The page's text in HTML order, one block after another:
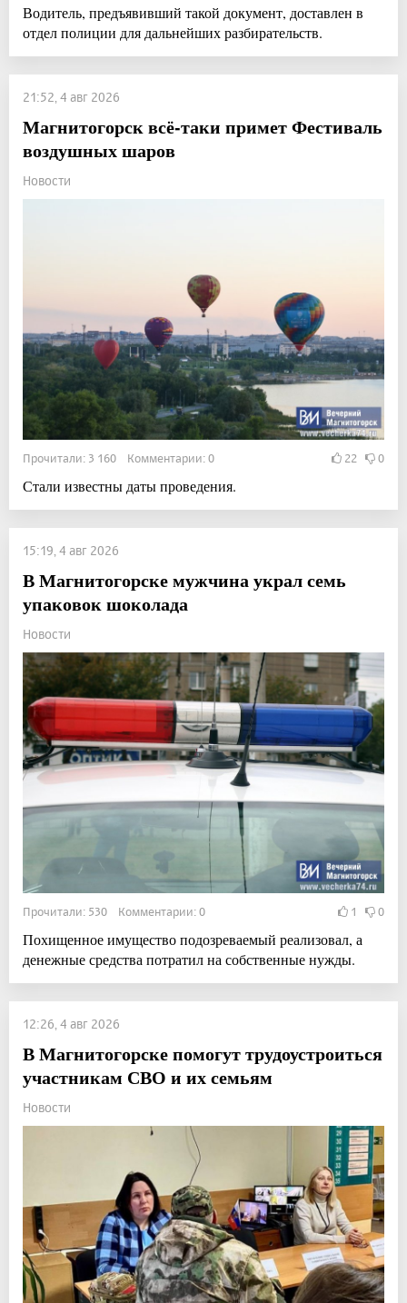
Водитель, предъявивший такой документ, доставлен в
отдел полиции для дальнейших разбирательств.
21:52, 4 авг 2026
Магнитогорск всё-таки примет Фестиваль
воздушных шаров
Новости
Прочитали: 3 160 Комментарии: 0 22 0
Стали известны даты проведения.
15:19, 4 авг 2026
В Магнитогорске мужчина украл семь
упаковок шоколада
Новости
Прочитали: 530 Комментарии: 0 1 0
Похищенное имущество подозреваемый реализовал, а
денежные средства потратил на собственные нужды.
12:26, 4 авг 2026
В Магнитогорске помогут трудоустроиться
участникам СВО и их семьям
Новости